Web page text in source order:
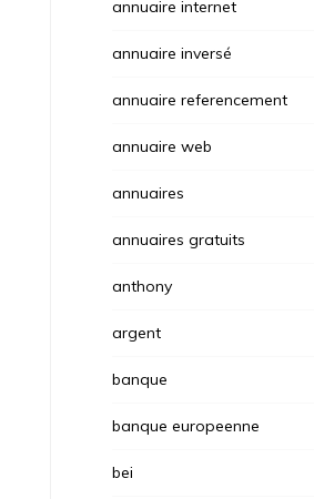
annuaire internet
annuaire inversé
annuaire referencement
annuaire web
annuaires
annuaires gratuits
anthony
argent
banque
banque europeenne
bei